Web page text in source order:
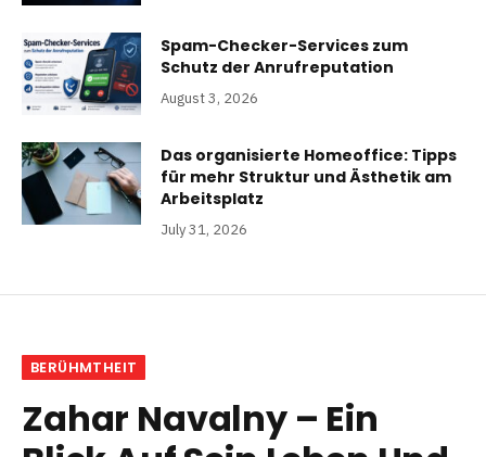
Spam-Checker-Services zum
Schutz der Anrufreputation
August 3, 2026
Das organisierte Homeoffice: Tipps
für mehr Struktur und Ästhetik am
Arbeitsplatz
July 31, 2026
BERÜHMTHEIT
Zahar Navalny – Ein